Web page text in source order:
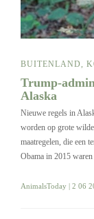
BUITENLAND,
Trump-
Alaska
Nieuwe regels in
worden op grote
maatregelen, die een
Obama in 2015
AnimalsToday | 2 06